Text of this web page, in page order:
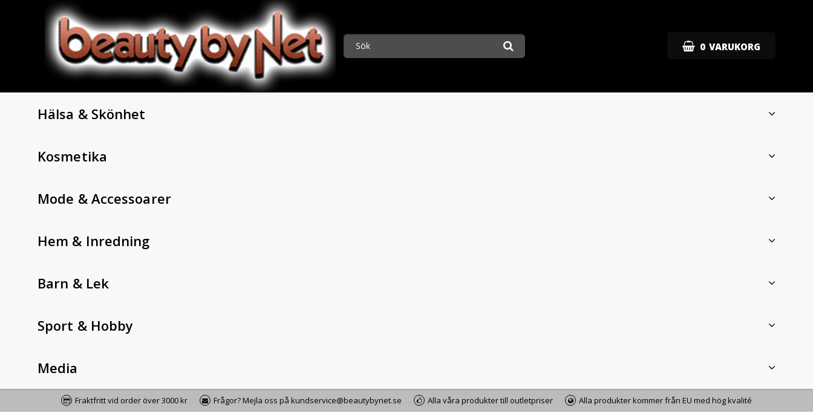
0 VARUKORG
Hälsa & Skönhet
Kosmetika
Mode & Accessoarer
Hem & Inredning
Barn & Lek
Sport & Hobby
Media
Fraktfritt vid order över 3000 kr Frågor? Mejla oss på kundservice@beautybynet.se Alla våra produkter till outletpriser Alla produkter kommer från EU med hög kvalité